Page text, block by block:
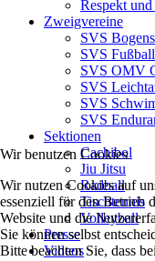
Respekt
Zweigvereine
SVS
SVS Fußball
SVS OMV
SVS
SVS
SVS
Sektionen
Cachibol
Jiu Jitsu
Radball
Tischtennis
Volleyball
Presse
Videos
Wir benutzen Cookies
Wir nutzen Cookies auf
essenziell für den Betrieb
Website und die
Sie können selbst
Bitte beachten Sie, dass